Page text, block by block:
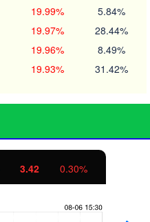
19.99% 5.84%
19.97% 28.44%
19.96% 8.49%
19.93% 31.42%
3.42 0.30%